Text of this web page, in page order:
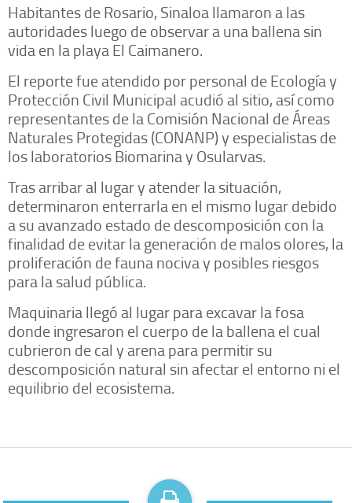
Habitantes de Rosario, Sinaloa llamaron a las
autoridades luego de observar a una ballena sin
vida en la playa El Caimanero.
El reporte fue atendido por personal de Ecología y
Protección Civil Municipal acudió al sitio, así como
representantes de la Comisión Nacional de Áreas
Naturales Protegidas (CONANP) y especialistas de
los laboratorios Biomarina y Osularvas.
Tras arribar al lugar y atender la situación,
determinaron enterrarla en el mismo lugar debido
a su avanzado estado de descomposición con la
finalidad de evitar la generación de malos olores, la
proliferación de fauna nociva y posibles riesgos
para la salud pública.
Maquinaria llegó al lugar para excavar la fosa
donde ingresaron el cuerpo de la ballena el cual
cubrieron de cal y arena para permitir su
descomposición natural sin afectar el entorno ni el
equilibrio del ecosistema.